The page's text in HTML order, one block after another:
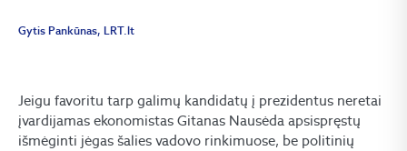
Gytis Pankūnas, LRT.lt
Jeigu favoritu tarp galimų kandidatų į prezidentus neretai
įvardijamas ekonomistas Gitanas Nausėda apsispręstų
išmėginti jėgas šalies vadovo rinkimuose, be politinių